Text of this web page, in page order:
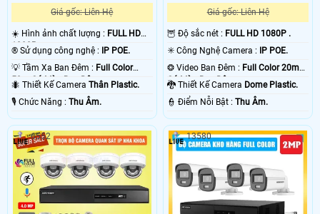
Giá gốc: Liên Hệ
☀️ Hình ảnh chất lượng : FULL HD
1080P .
®️ Sử dụng công nghệ :
IP POE.
💡 Tầm Xa Ban Đêm : Full Color
50m Có Màu Ban Ðêm.
🐜 Thiết Kế Camera Thân Plastic.
️🎙 Chức Năng : Thu Âm.
Giá gốc: Liên Hệ
🦉 Độ sắc nét : FULL HD 1080P .
✳️ Công Nghệ Camera :
IP POE.
❂ Video Ban Đêm : Full Color 20m
Có Màu Ban Ðêm.
🐉️ Thiết Kế Camera Dome Plastic.
️👮 Điểm Nỗi Bật :Thu Âm.
6552 13580